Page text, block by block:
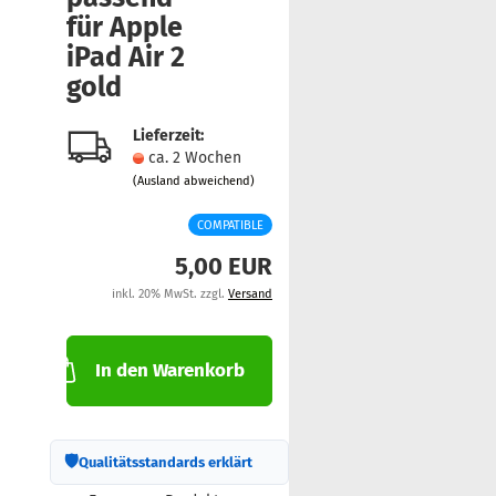
für Apple
iPad Air 2
gold
Lieferzeit:
ca. 2 Wochen
(Ausland abweichend)
COMPATIBLE
5,00 EUR
inkl. 20% MwSt. zzgl. Versand
In den Warenkorb
🛡Qualitätsstandards erklärt